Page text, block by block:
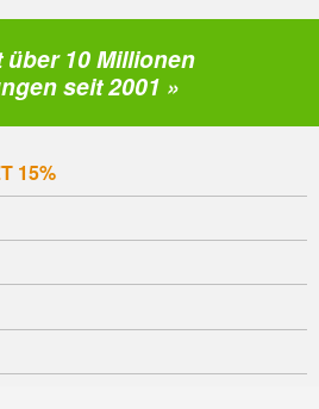
über 10 Millionen
seit 2001 »
15%